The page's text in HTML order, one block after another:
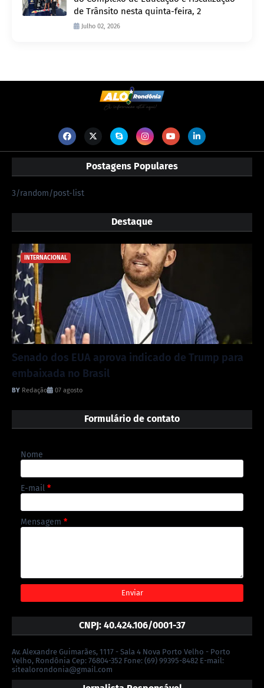
de Trânsito nesta quinta-feira, 2
Julho 02, 2026
Postagens Populares
3/random/post-list
Destaque
INTERNACIONAL
Senado dos EUA aprova indicado de Trump para
embaixada no Brasil
Redação 07 agosto
Formulário de contato
Nome
E-mail *
Mensagem *
CNPJ: 40.424.106/0001-37
Av. Alexandre Guimarães, 1117 - Sala 4 Nova Porto Velho - Porto
Velho, Rondônia Cep: 76804-352 Fone: (69) 99395-8482 E-mail:
sitealorondonia@gmail.com